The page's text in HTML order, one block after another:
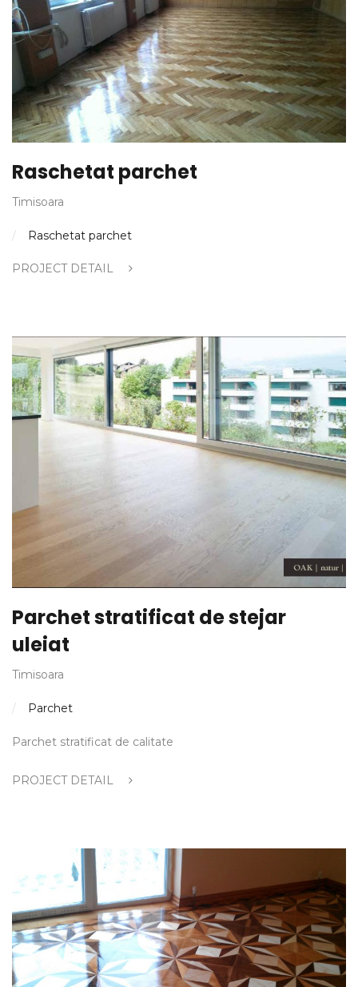
Raschetat parchet
Timisoara
Raschetat parchet
PROJECT DETAIL
Parchet stratificat de stejar
uleiat
Timisoara
Parchet
Parchet stratificat de calitate
PROJECT DETAIL